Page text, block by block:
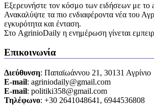
Εξερευνήστε τον κόσμο των ειδήσεων με
Ανακαλύψτε τα πιο ενδιαφέροντα νέα του
εγκυρότητα και ένταση.
Στο AgrinioDaily η ενημέρωση γίνεται
Επικοινωνία
Διεύθυνση: Παπαϊωάννου 21, 30131 Αγρίνιο
Ε-mail: agriniodaily@gmail.com
Ε-mail: politiki358@gmail.com
Τηλέφωνο: +30 2641048641, 6944536808